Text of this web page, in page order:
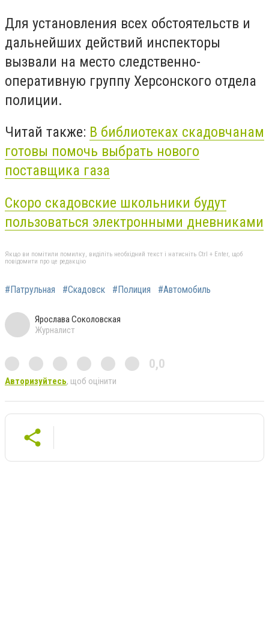
Для установления всех обстоятельств и
дальнейших действий инспекторы
вызвали на место следственно-
оперативную группу Херсонского отдела
полиции.
Читай также: В библиотеках скадовчанам
готовы помочь выбрать нового
поставщика газа
Скоро скадовские школьники будут
пользоваться электронными дневниками
Якщо ви помітили помилку, виділіть необхідний текст і натисніть Ctrl + Enter, щоб
повідомити про це редакцію
#Патрульная #Скадовск #Полиция #Автомобиль
Ярослава Соколовская
Журналист
0,0
Авторизуйтесь, щоб оцінити